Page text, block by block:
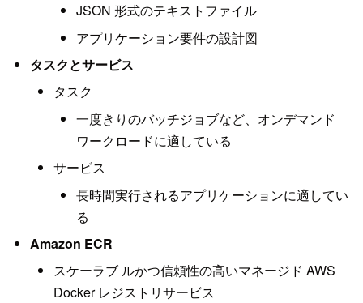
JSON 形式のテキストファイル
アプリケーション要件の設計図
タスクとサービス
タスク
一度きりのバッチジョブなど、オンデマンド
ワークロードに適している
サービス
長時間実行されるアプリケーションに適してい
る
Amazon ECR
スケーラブ ルかつ信頼性の高いマネージド AWS
Docker レジストリサービス